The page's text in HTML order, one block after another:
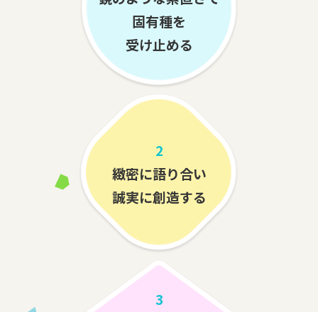
固有種を
受け止める
2
緻密に語り合い
誠実に創造する
3